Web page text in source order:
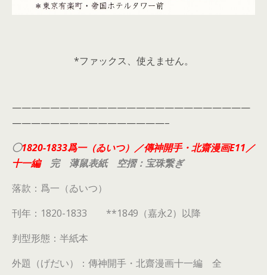
*ファックス、使えません。
—————————————————————————
————————————————–
◯1820-1833爲一（ゐいつ）／傳神開手・北齋漫画E11／
十一編完 薄鼠表紙 空摺：宝珠繋ぎ
落款：爲一（ゐいつ）
刊年：1820-1833 **1849（嘉永2）以降
判型形態：半紙本
外題（げだい）：傳神開手・北齋漫画十一編 全